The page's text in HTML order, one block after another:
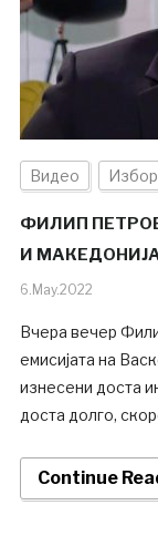
Видео
ФИЛИП
И
6.May.2022
Вчера вечер
емисијата на
изнесени доста
доста долго,
Continue